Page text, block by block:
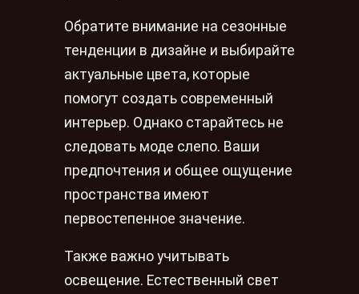
Обратите внимание на сезонные
тенденции в дизайне и выбирайте
актуальные цвета, которые
помогут создать современный
интерьер. Однако старайтесь не
следовать моде слепо. Ваши
предпочтения и общее ощущение
пространства имеют
первостепенное значение.
Также важно учитывать
освещение. Естественный свет